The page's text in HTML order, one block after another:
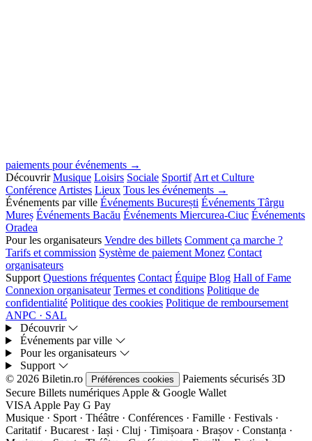
paiements pour événements →
Découvrir Musique Loisirs Sociale Sportif Art et Culture
Conférence Artistes Lieux Tous les événements →
Événements par ville Événements București Événements Târgu
Mureș Événements Bacău Événements Miercurea-Ciuc Événements
Oradea
Pour les organisateurs Vendre des billets Comment ça marche ?
Tarifs et commission Système de paiement Monez Contact
organisateurs
Support Questions fréquentes Contact Équipe Blog Hall of Fame
Connexion organisateur Termes et conditions Politique de
confidentialité Politique des cookies Politique de remboursement
ANPC · SAL
Découvrir
Événements par ville
Pour les organisateurs
Support
© 2026 Biletin.ro
Préférences cookies Paiements sécurisés 3D
Secure Billets numériques Apple & Google Wallet
VISA Apple Pay G Pay
Musique · Sport · Théâtre · Conférences · Famille · Festivals ·
Caritatif · Bucarest · Iași · Cluj · Timișoara · Brașov · Constanța ·